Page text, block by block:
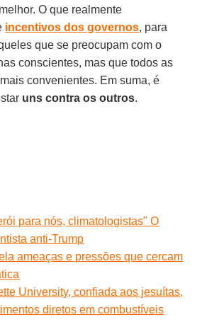
O que realmente
incentivos dos governos, para
que se preocupam com o
conscientes, mas que todos as
convenientes. Em suma, é
uns contra os outros.
para nós, climatologistas" O
anti-Trump
ameaças e pressões que cercam
University, confiada aos jesuítas,
diretos em combustíveis